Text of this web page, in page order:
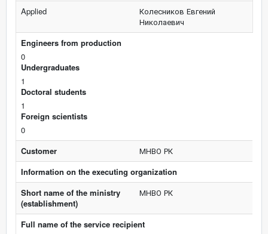
Applied
Колесников Евгений
Николаевич
Engineers from production
0
Undergraduates
1
Doctoral students
1
Foreign scientists
0
Customer
МНВО РК
Information on the executing organization
Short name of the ministry
(establishment)
МНВО РК
Full name of the service recipient